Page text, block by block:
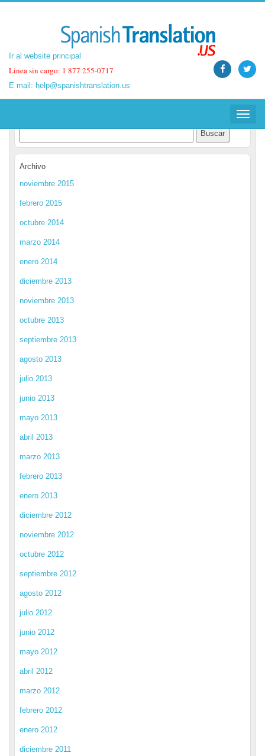
Ir al website principal
Linea sin cargo: 1 877 255-0717
E mail: help@spanishtranslation.us
Toggle
Ir al website principal
Linea sin cargo: 1 877 255-0717
E mail: help@spanishtranslation.us
Toggle
Spanish Translation Blog
Archivo
noviembre 2015
febrero 2015
octubre 2014
marzo 2014
enero 2014
diciembre 2013
noviembre 2013
octubre 2013
septiembre 2013
agosto 2013
julio 2013
junio 2013
mayo 2013
abril 2013
marzo 2013
febrero 2013
enero 2013
diciembre 2012
noviembre 2012
octubre 2012
septiembre 2012
agosto 2012
julio 2012
junio 2012
mayo 2012
abril 2012
marzo 2012
febrero 2012
enero 2012
diciembre 2011